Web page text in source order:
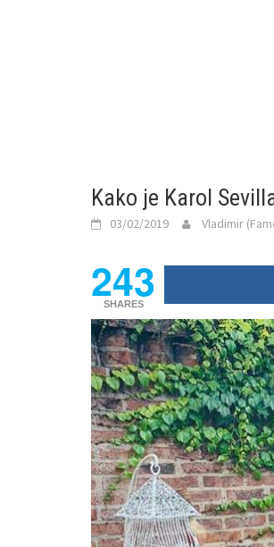
Kako je Karol
03/02/2019 Vladimir
243
SHARES